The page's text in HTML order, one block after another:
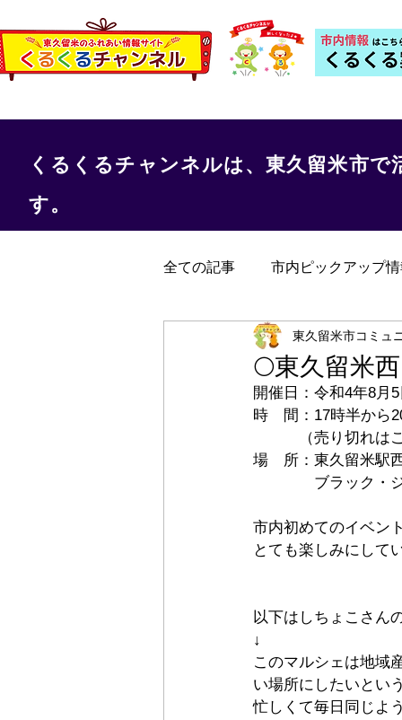
くるくるチャンネルは、東久留米市
す。
全ての記事 市内ピックアップ
くるくる保健室 事務局か
🌕東久留米
東久留米市コミュ
開催日：令和4年8月5
時　間：17時半から
（売り切れはご
場　所：東久留米駅
ブラック・ジャ
市内初めてのイベン
とても楽しみにして
以下はしちょこさん
↓
このマルシェは地域
い場所にしたいとい
忙しくて毎日同じよ